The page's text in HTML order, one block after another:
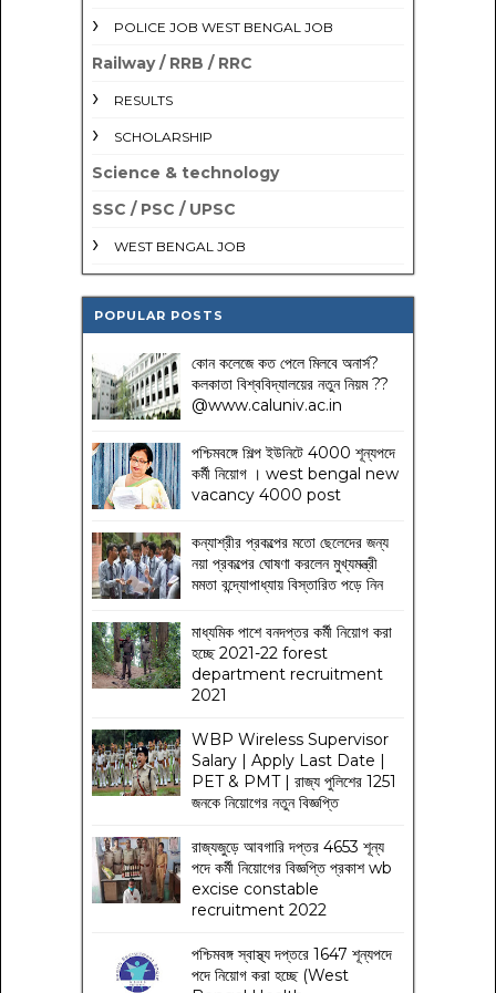
POLICE JOB WEST BENGAL JOB
Railway / RRB / RRC
RESULTS
SCHOLARSHIP
Science & technology
SSC / PSC / UPSC
WEST BENGAL JOB
POPULAR POSTS
কোন কলেজে কত পেলে মিলবে অনার্স?
কলকাতা বিশ্ববিদ্যালয়ের নতুন নিয়ম??
@www.caluniv.ac.in
পশ্চিমবঙ্গে শিল্প ইউনিটে 4000 শূন্যপদে
কর্মী নিয়োগ । west bengal new
vacancy 4000 post
কন্যাশ্রীর প্রকল্পের মতো ছেলেদের জন্য
নয়া প্রকল্পের ঘোষণা করলেন মুখ্যমন্ত্রী
মমতা বন্দ্যোপাধ্যায় বিস্তারিত পড়ে নিন
মাধ্যমিক পাশে বনদপ্তর কর্মী নিয়োগ করা
হচ্ছে 2021-22 forest
department recruitment
2021
WBP Wireless Supervisor
Salary | Apply Last Date |
PET & PMT | রাজ্য পুলিশের 1251
জনকে নিয়োগের নতুন বিজ্ঞপ্তি
রাজ্যজুড়ে আবগারি দপ্তর 4653 শূন্য
পদে কর্মী নিয়োগের বিজ্ঞপ্তি প্রকাশ wb
excise constable
recruitment 2022
পশ্চিমবঙ্গ স্বাস্থ্য দপ্তরে 1647 শূন্যপদে
পদে নিয়োগ করা হচ্ছে (West